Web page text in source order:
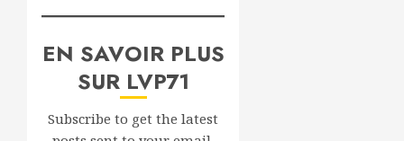
EN SAVOIR PLUS
SUR LVP71
Subscribe to get the latest